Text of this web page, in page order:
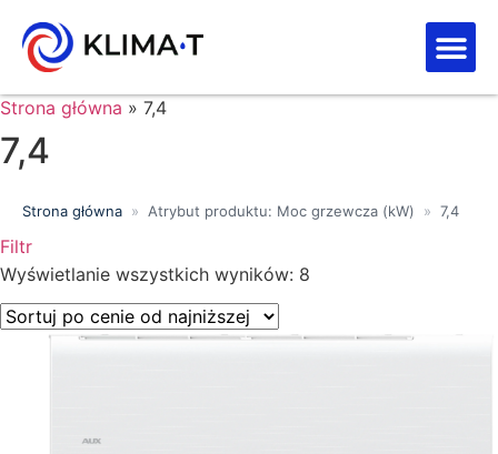
Strona główna » 7,4
7,4
Strona główna » Atrybut produktu: Moc grzewcza (kW) » 7,4
Filtr
Price filter
Wyszukiwanie tekstowe
Kategorie produktów
Wykończenie
Wyświetlanie wszystkich wyników: 8